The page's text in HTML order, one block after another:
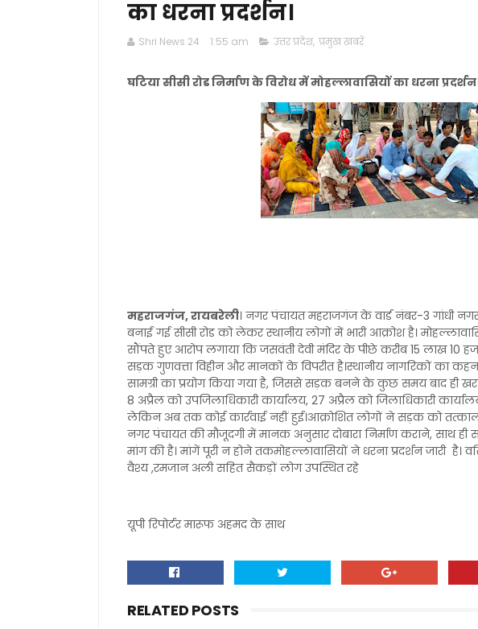
का धरना प्रदर्शन।
Shri News 24 1:55 am उत्तर प्रदेश, प्रमुख खबरें
घटिया सीसी रोड निर्माण के विरोध में मोहल्लावासियों का धरना
महराजगंज, रायबरेली। नगर पंचायत महराजगंज के वार्ड नंबर-3 गांधी
बनाई गई सीसी रोड को लेकर स्थानीय लोगों में भारी आक्रोश है।
सौंपते हुए आरोप लगाया कि जसवंती देवी मंदिर के पीछे करीब 15 लाख 10
सड़क गुणवत्ता विहीन और मानकों के विपरीत है।स्थानीय नागरिकों का
सामग्री का प्रयोग किया गया है, जिससे सड़क बनने के कुछ समय बाद ही
8 अप्रैल को उपजिलाधिकारी कार्यालय, 27 अप्रैल को जिलाधिकारी
लेकिन अब तक कोई कार्रवाई नहीं हुई।आक्रोशित लोगों ने सड़क को
नगर पंचायत की मौजूदगी में मानक अनुसार दोबारा निर्माण कराने, साथ
मांग की है। मांगें पूरी न होने तकमोहल्लावासियों ने धरना प्रदर्शन जारी है।
वैश्य ,रमजान अली सहित सैकड़ों लोग उपस्थित रहे
यूपी रिपोर्टर मारूफ अहमद के साथ
RELATED POSTS